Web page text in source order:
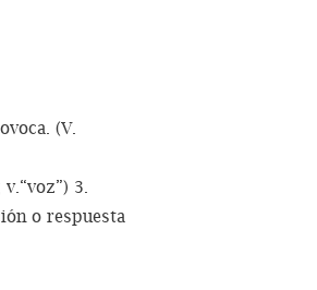
(V.
3.
o respuesta